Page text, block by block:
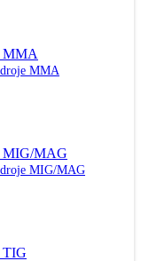
MMA
MMA
MIG/MAG
MIG/MAG
TIG